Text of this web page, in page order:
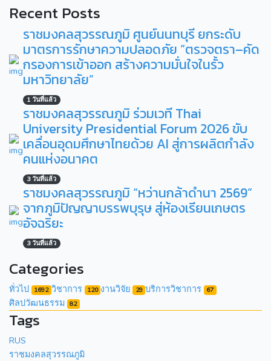
Recent Posts
ราชมงคลสุวรรณภูมิ ศูนย์นนทบุรี ยกระดับ
มาตรการรักษาความปลอดภัย “ตรวจตรา–คัด
กรองการเข้าออก สร้างความมั่นใจในรั้ว
มหาวิทยาลัย”
1 วันที่แล้ว
ราชมงคลสุวรรณภูมิ ร่วมเวที Thai
University Presidential Forum 2026 ขับ
เคลื่อนอุดมศึกษาไทยด้วย AI สู่การผลิตกำลัง
คนแห่งอนาคต
3 วันที่แล้ว
ราชมงคลสุวรรณภูมิ “หว่านกล้าดำนา 2569”
จากภูมิปัญญาบรรพบุรุษ สู่ห้องเรียนเกษตร
อัจฉริยะ
3 วันที่แล้ว
Categories
ทั่วไป 1692 วิชาการ 120 งานวิจัย 29 บริการวิชาการ 67
ศิลปวัฒนธรรม 82
Tags
RUS
ราชมงคลสุวรรณภูมิ